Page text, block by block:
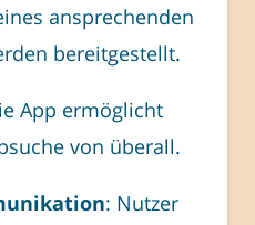
ansprechenden
bereitgestellt.
App ermöglicht
von überall.
: Nutzer